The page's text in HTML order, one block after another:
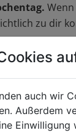
zu dir
auch wir
Außerdem